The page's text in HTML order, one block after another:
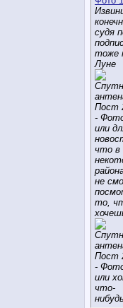
судя
тоже
Луне
или
что в
не
то,
или
что-